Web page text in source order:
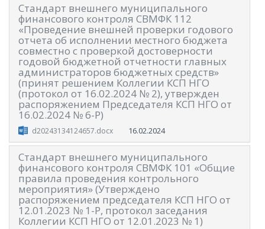
Стандарт внешнего муниципального
финансового контроля СВМФК 112
«Проведение внешней проверки годового
отчета об исполнении местного бюджета
совместно с проверкой достоверности
годовой бюджетной отчетности главных
администраторов бюджетных средств»
(принят решением Коллегии КСП НГО
(протокол от 16.02.2024 № 2), утвержден
распоряжением Председателя КСП НГО от
16.02.2024 № 6-Р)
d20243134124657.docx 16.02.2024
Стандарт внешнего муниципального
финансового контроля СВМФК 101 «Общие
правила проведения контрольного
мероприятия» (Утверждено
распоряжением председателя КСП НГО от
12.01.2023 № 1-Р, протокол заседания
Коллегии КСП НГО от 12.01.2023 № 1)